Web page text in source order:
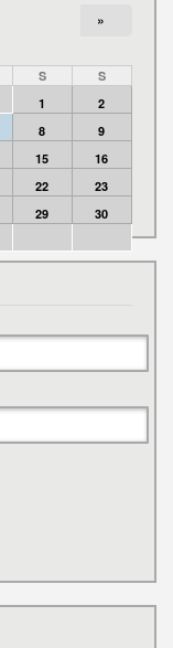
»
S
S
1
2
8
9
15
16
22
23
29
30